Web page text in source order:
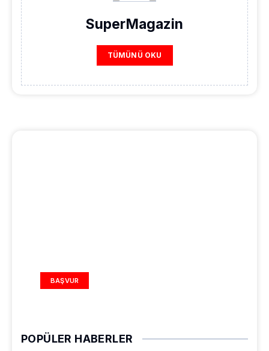
SuperMagazin
TÜMÜNÜ OKU
BAŞVUR
POPÜLER HABERLER